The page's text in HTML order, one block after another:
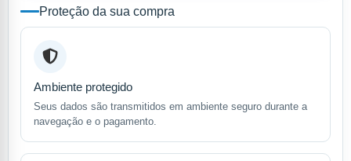
Proteção da sua compra
Ambiente protegido
Seus dados são transmitidos em ambiente seguro durante a
navegação e o pagamento.